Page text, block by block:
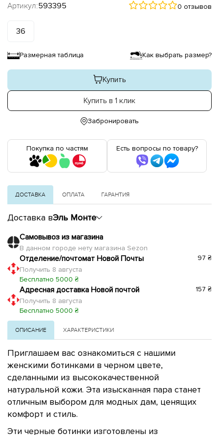
Артикул:593395 0 отзывов
36
Размерная таблица Как выбрать размер?
Купить
Купить в 1 клик
Забронировать
Покупка по частям Есть вопросы по товару?
ДОСТАВКА ОПЛАТА ГАРАНТИЯ
Доставка вЭль Монте
Самовывоз из магазина
В данном городе нету магазина Sezon
Отделение/почтомат Новой Почты
Получить 8 августа
Бесплатно 5000 ₴
97 ₴
Адресная доставка Новой почтой
Получить 8 августа
Бесплатно 5000 ₴
157 ₴
ОПИСАНИЕ ХАРАКТЕРИСТИКИ
Приглашаем вас ознакомиться с нашими
женскими ботинками в черном цвете,
сделанными из высококачественной
натуральной кожи. Эта изысканная пара станет
отличным выбором для модных дам, ценящих
комфорт и стиль.
Эти черные ботинки изготовлены из